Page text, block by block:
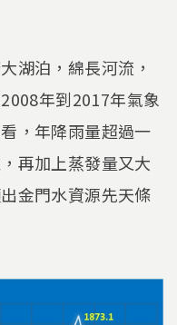
湖泊，綿長河流，
年到2017年氣象
，年降雨量超過一
再加上蒸發量又大
金門水資源先天條